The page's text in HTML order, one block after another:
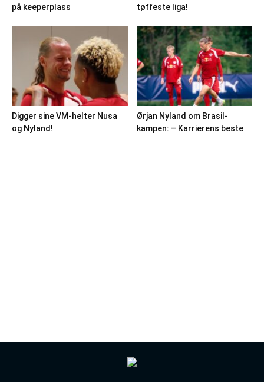
på keeperplass
tøffeste liga!
Digger sine VM-helter Nusa
og Nyland!
Ørjan Nyland om Brasil-
kampen: – Karrierens beste